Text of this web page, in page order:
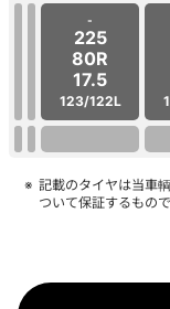
-
225
80R
17.5
123/122L
記載のタイヤは当車
ついて保証するもの